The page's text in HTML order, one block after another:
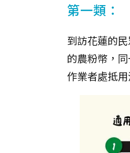
第一類：
到訪花蓮的
的農粉幣，
作業者處抵用